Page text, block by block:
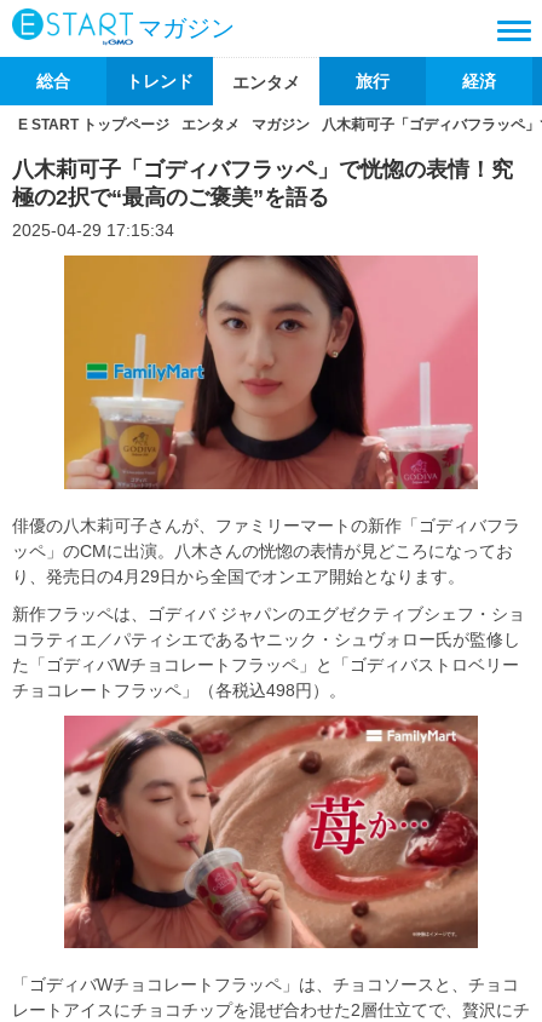
マガジン
総合 トレンド エンタメ 旅行 経済
E START トップページ エンタメ マガジン 八木莉可子「ゴディバフラッペ
八木莉可子「ゴディバフラッペ」で恍惚の表情！究
極の2択で“最高のご褒美”を語る
2025-04-29 17:15:34
俳優の八木莉可子さんが、ファミリーマートの新作「ゴディバフラ
ッペ」のCMに出演。八木さんの恍惚の表情が見どころになってお
り、発売日の4月29日から全国でオンエア開始となります。
新作フラッペは、ゴディバ ジャパンのエグゼクティブシェフ・ショ
コラティエ／パティシエであるヤニック・シュヴォロー氏が監修し
た「ゴディバWチョコレートフラッペ」と「ゴディバストロベリー
チョコレートフラッペ」（各税込498円）。
「ゴディバWチョコレートフラッペ」は、チョコソースと、チョコ
レートアイスにチョコチップを混ぜ合わせた2層仕立てで、贅沢にチ